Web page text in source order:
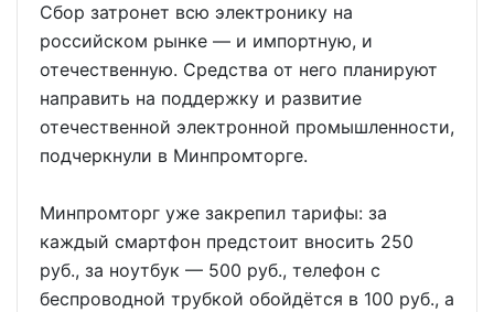
Сбор затронет всю электронику на
российском рынке — и импортную, и
отечественную. Средства от него планируют
направить на поддержку и развитие
отечественной электронной промышленности,
подчеркнули в Минпромторге.
Минпромторг уже закрепил тарифы: за
каждый смартфон предстоит вносить 250
руб., за ноутбук — 500 руб., телефон с
беспроводной трубкой обойдётся в 100 руб., а